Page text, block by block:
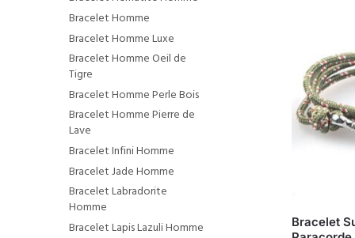
Bracelet
Bracelet Homme
Bracelet Homme Luxe
Bracelet Homme Oeil de
Tigre
Bracelet Homme Perle Bois
Bracelet Homme Pierre de
Lave
Bracelet Infini Homme
Bracelet Jade Homme
Bracelet Labradorite
Homme
Bracelet Lapis Lazuli Homme